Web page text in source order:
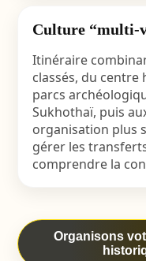
Culture “multi-
Itinéraire
classés, du
parcs
Sukhothaï, puis
organisation plus
gérer les
comprendre la
Organisons